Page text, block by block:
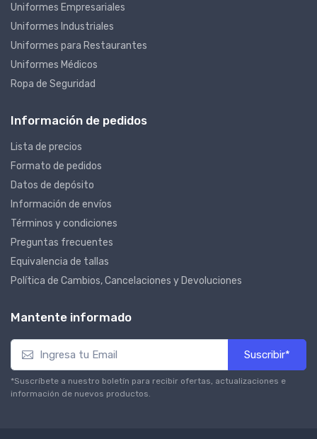
Uniformes Empresariales
Uniformes Industriales
Uniformes para Restaurantes
Uniformes Médicos
Ropa de Seguridad
Información de pedidos
Lista de precios
Formato de pedidos
Datos de depósito
Información de envíos
Términos y condiciones
Preguntas frecuentes
Equivalencia de tallas
Política de Cambios, Cancelaciones y Devoluciones
Mantente informado
Suscribir*
*Suscríbete a nuestro boletín para recibir ofertas, actualizaciones e
información de nuevos productos.